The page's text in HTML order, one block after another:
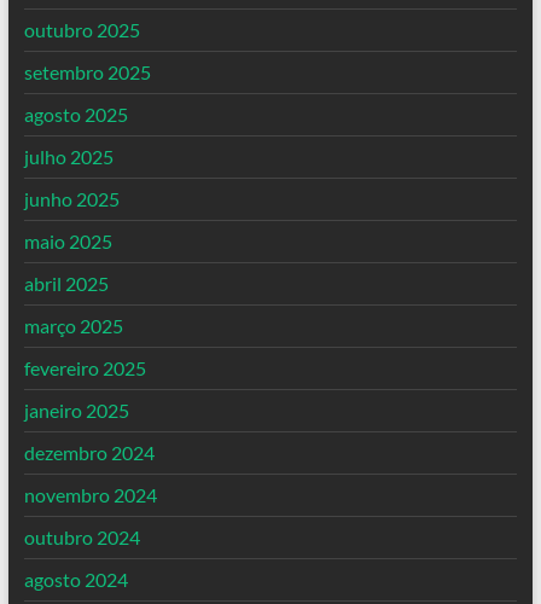
outubro 2025
setembro 2025
agosto 2025
julho 2025
junho 2025
maio 2025
abril 2025
março 2025
fevereiro 2025
janeiro 2025
dezembro 2024
novembro 2024
outubro 2024
agosto 2024